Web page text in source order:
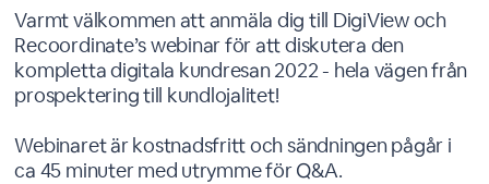
Varmt välkommen att anmäla dig till DigiView och
Recoordinate’s webinar för att diskutera den
kompletta digitala kundresan 2022 - hela vägen från
prospektering till kundlojalitet!
Webinaret är kostnadsfritt och sändningen pågår i
ca 45 minuter med utrymme för Q&A.